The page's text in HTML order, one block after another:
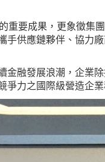
要成果，更象徵集
手供應鏈夥伴、協力
融發展浪潮，企業
爭力之國際級營造企業